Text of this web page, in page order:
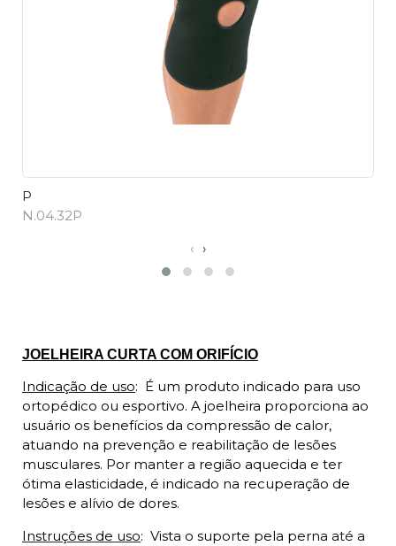
P
N.04.32P
‹ ›
JOELHEIRA CURTA COM ORIFÍCIO
Indicação de uso: É um produto indicado para uso
ortopédico ou esportivo. A joelheira proporciona ao
usuário os benefícios da compressão de calor,
atuando na prevenção e reabilitação de lesões
musculares. Por manter a região aquecida e ter
ótima elasticidade, é indicado na recuperação de
lesões e alívio de dores.
Instruções de uso: Vista o suporte pela perna até a